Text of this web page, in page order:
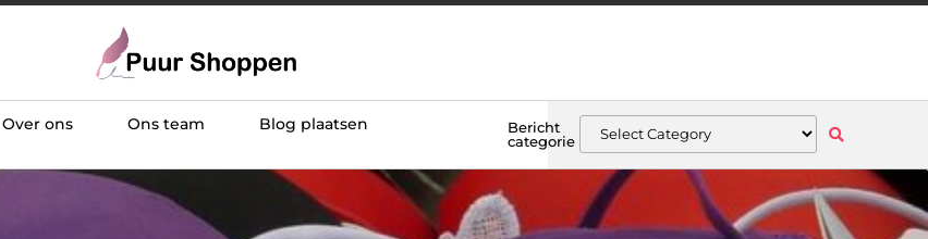
Over ons Ons team
Blog plaatsen
Bericht
categorie